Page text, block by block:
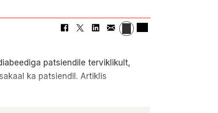
patsiendile terviklikult,
ka patsiendil. Artiklis